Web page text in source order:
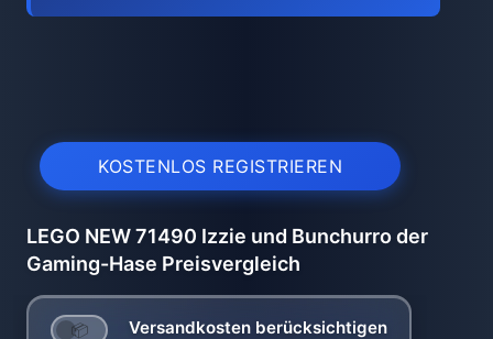
KOSTENLOS REGISTRIEREN
LEGO NEW 71490 Izzie und Bunchurro der
Gaming-Hase Preisvergleich
Versandkosten berücksichtigen